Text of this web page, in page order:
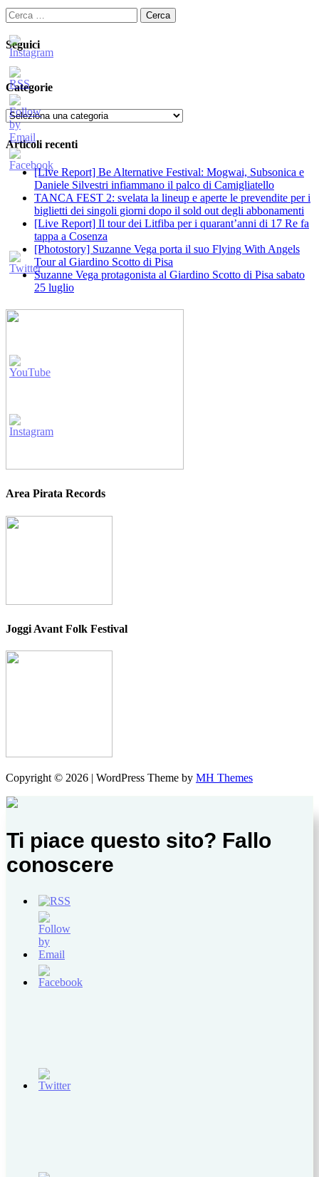
Ricerca
per:
Seguici
Categorie
Categorie
Articoli recenti
[Live Report] Be Alternative Festival: Mogwai, Subsonica e
Daniele Silvestri infiammano il palco di Camigliatello
TANCA FEST 2: svelata la lineup e aperte le prevendite per i
biglietti dei singoli giorni dopo il sold out degli abbonamenti
[Live Report] Il tour dei Litfiba per i quarant’anni di 17 Re fa
tappa a Cosenza
[Photostory] Suzanne Vega porta il suo Flying With Angels
Tour al Giardino Scotto di Pisa
Suzanne Vega protagonista al Giardino Scotto di Pisa sabato
25 luglio
Area Pirata Records
Joggi Avant Folk Festival
Copyright © 2026 | WordPress Theme by MH Themes
Ti piace questo sito? Fallo
conoscere